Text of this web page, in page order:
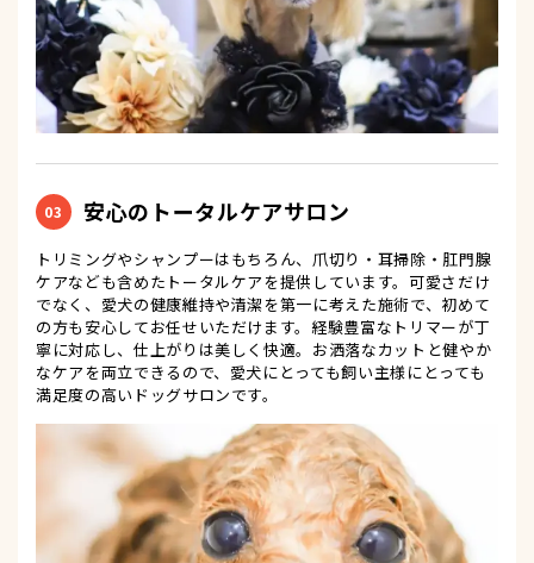
03 安心のトータルケアサロン
トリミングやシャンプーはもちろん、爪切り・耳掃除・肛門腺
ケアなども含めたトータルケアを提供しています。可愛さだけ
でなく、愛犬の健康維持や清潔を第一に考えた施術で、初めて
の方も安心してお任せいただけます。経験豊富なトリマーが丁
寧に対応し、仕上がりは美しく快適。お洒落なカットと健やか
なケアを両立できるので、愛犬にとっても飼い主様にとっても
満足度の高いドッグサロンです。